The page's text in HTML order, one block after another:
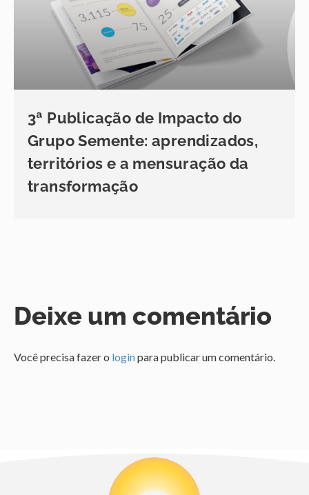
3ª Publicação de Impacto do
Grupo Semente: aprendizados,
territórios e a mensuração da
transformação
Deixe um comentário
Você precisa fazer o loginpara publicar um comentário.